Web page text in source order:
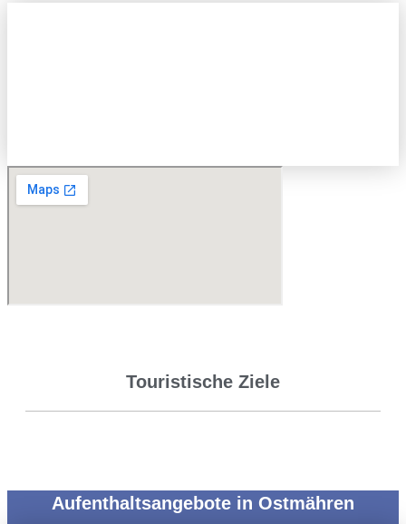
Touristische Ziele
Aufenthaltsangebote in Ostmähren